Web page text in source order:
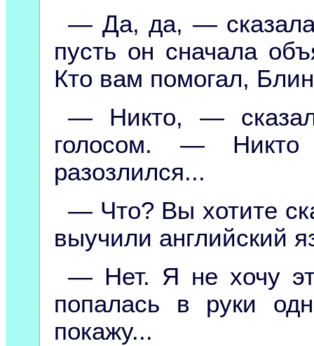
— Да, да, —
пусть он сначала
Кто вам помогал,
— Никто, —
голосом. —
разозлился...
— Что? Вы хотите
выучили английский
— Нет. Я не хочу
попалась в руки
покажу...